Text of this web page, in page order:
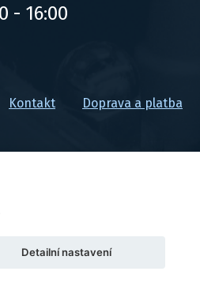
- 16:00
Kontakt Doprava a platba
DPH
Detailní nastavení